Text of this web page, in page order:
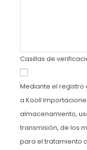
Casillas de
Mediante el registro
a Kooll
almacenamiento,
transmisión, de los
para el tratamiento